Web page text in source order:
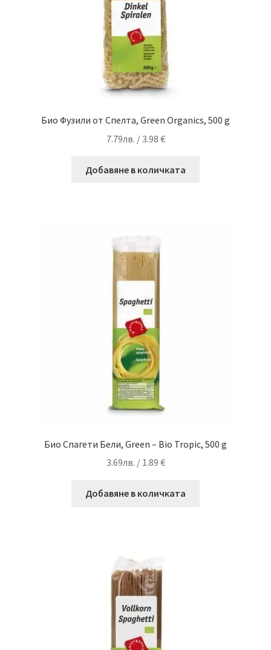
Био Фузили от Спелта, Green Organics, 500 g
7.79лв. / 3.98 €
Добавяне в количката
Био Спагети Бели, Green – Bio Tropic, 500 g
3.69лв. / 1.89 €
Добавяне в количката